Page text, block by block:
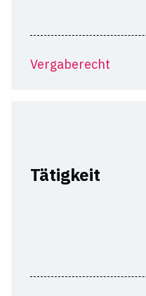
Vergaberecht
Tätigkeit